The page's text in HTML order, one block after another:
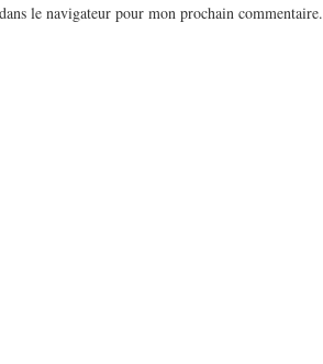
le navigateur pour mon prochain commentaire.